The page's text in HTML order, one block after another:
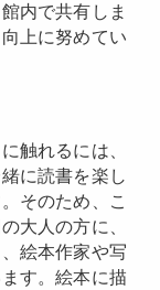
内で共有しま
上に努めてい
触れるには、
に読書を楽し
そのため、こ
大人の方に、
絵本作家や写
す。絵本に描